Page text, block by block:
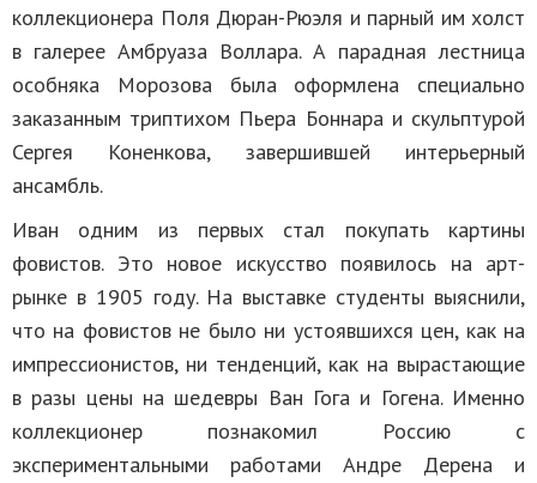
коллекционера Поля Дюран-Рюэля и парный им холст
в галерее Амбруаза Воллара. А парадная лестница
особняка Морозова была оформлена специально
заказанным триптихом Пьера Боннара и скульптурой
Сергея Коненкова, завершившей интерьерный
ансамбль.
Иван одним из первых стал покупать картины
фовистов. Это новое искусство появилось на арт-
рынке в 1905 году. На выставке студенты выяснили,
что на фовистов не было ни устоявшихся цен, как на
импрессионистов, ни тенденций, как на вырастающие
в разы цены на шедевры Ван Гога и Гогена. Именно
коллекционер познакомил Россию с
экспериментальными работами Андре Дерена и